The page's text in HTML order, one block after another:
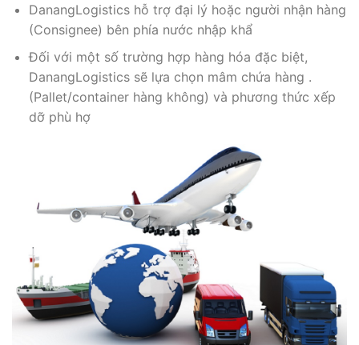
DanangLogistics hỗ trợ đại lý hoặc người nhận hàng
(Consignee) bên phía nước nhập khẩ
Đối với một số trường hợp hàng hóa đặc biệt,
DanangLogistics sẽ lựa chọn mâm chứa hàng .
(Pallet/container hàng không) và phương thức xếp
dỡ phù hợ